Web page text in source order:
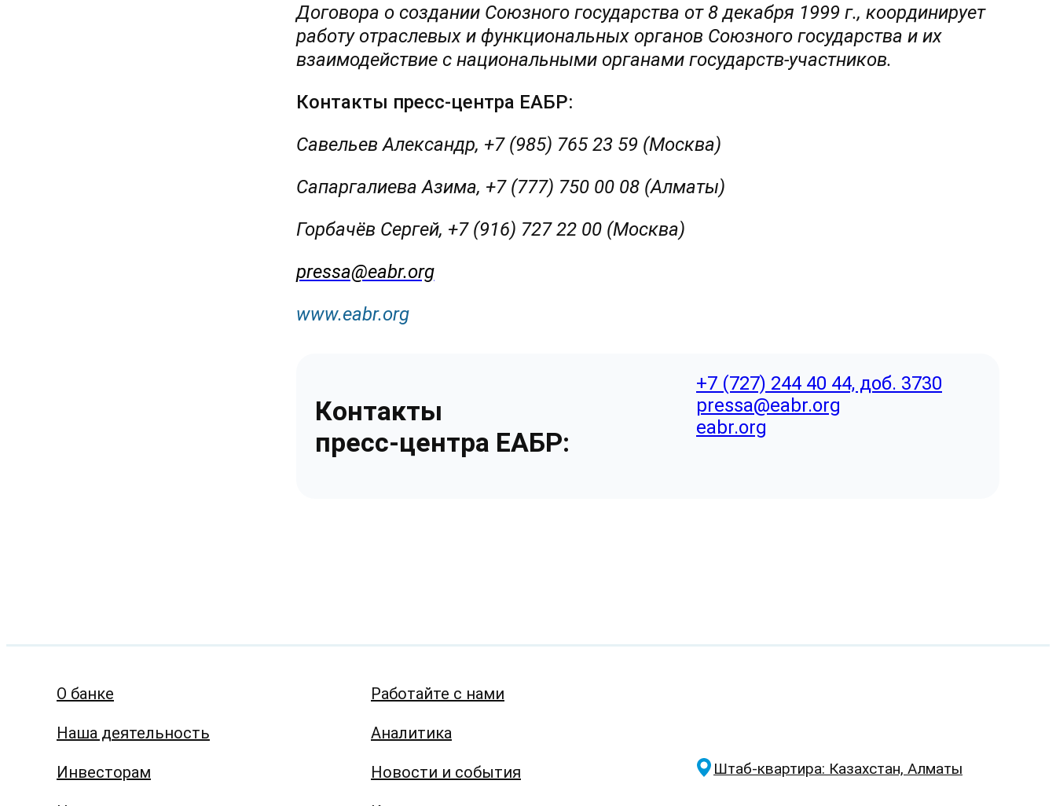
Договора о создании Союзного государства от 8 декабря 1999 г., координирует
работу отраслевых и функциональных органов Союзного государства и их
взаимодействие с национальными органами государств-участников.
Контакты пресс-центра ЕАБР:
Савельев Александр, +7 (985) 765 23 59 (Москва)
Сапаргалиева Азима, +7 (777) 750 00 08 (Алматы)
Горбачёв Сергей, +7 (916) 727 22 00 (Москва)
pressa@eabr.org
www.eabr.org
Контакты
пресс-центра ЕАБР:
+7 (727) 244 40 44, доб. 3730
pressa@eabr.org
eabr.org
О банке
Наша деятельность
Инвесторам
Работайте с нами
Аналитика
Новости и события Штаб-квартира: Казахстан, Алматы